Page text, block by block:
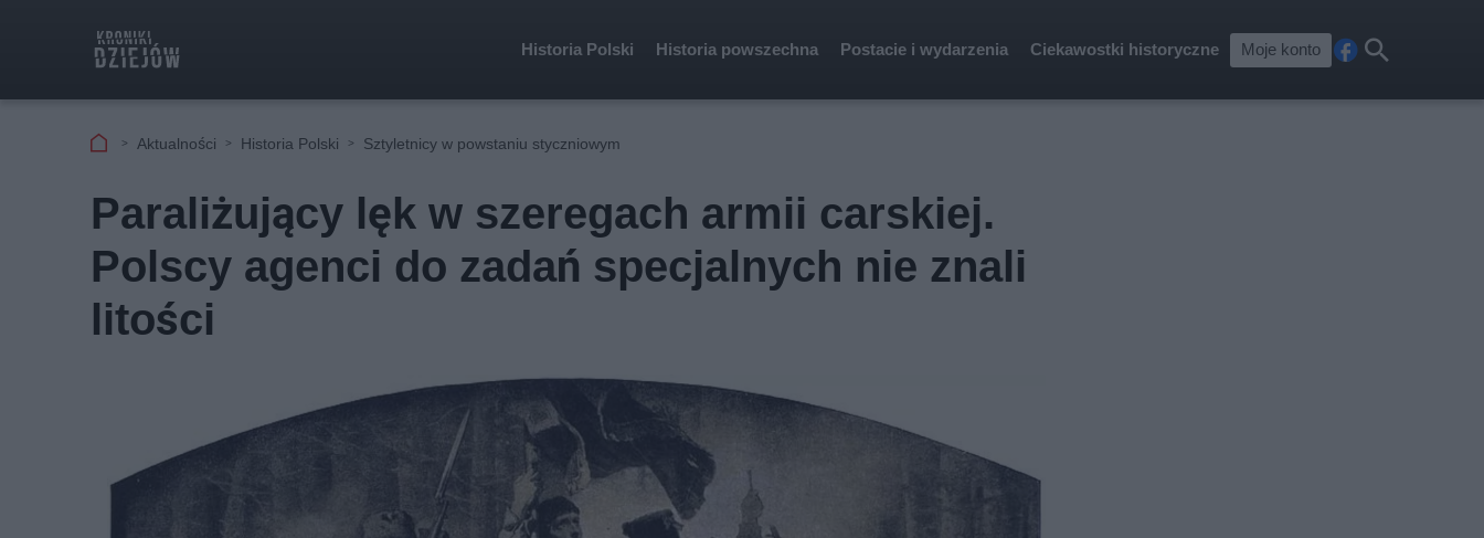
Historia Polski Historia powszechna Postacie i wydarzenia Ciekawostki historyczne Moje konto
cebkaj
Aktualności Historia Polski Sztyletnicy w powstaniu styczniowym
Paraliżujący lęk w szeregach armii carskiej.
Polscy agenci do zadań specjalnych nie znali
litości